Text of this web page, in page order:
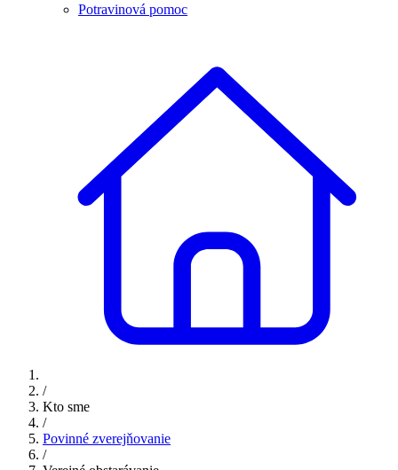
Potravinová pomoc
/
Kto sme
/
Povinné zverejňovanie
/